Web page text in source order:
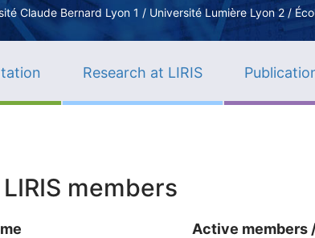
Claude Bernard Lyon 1 / Université Lumière Lyon 2 /
Research at LIRIS
members
Active members